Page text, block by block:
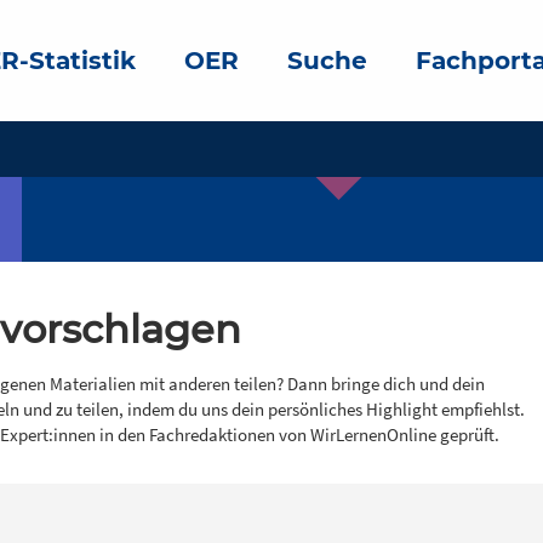
Statistik OER Suche
Materialien mit anderen teilen? Dann bringe dich und dein
und zu teilen, indem du uns dein persönliches Highlight empfiehlst.
in den Fachredaktionen von WirLernenOnline geprüft.